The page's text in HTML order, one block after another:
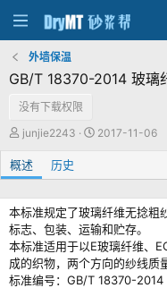
外墙保温
GB/T 18370-2014 玻璃
没有下载权限
作
junjie2243
创
期
2017-11-06
概述 历史
本标准规定了玻璃纤维无捻粗
标志、包装、运输和贮存。
本标准适用于以E玻璃纤维、
成的织物，两个方向的纱线质
标准编号：GB/T 18370-2014